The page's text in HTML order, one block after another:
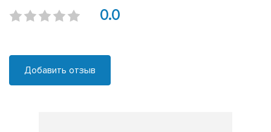
0.0
Добавить отзыв